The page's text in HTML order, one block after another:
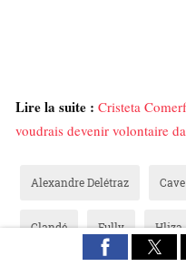
Lire la suite : Cristeta
voudrais devenir volontaire
Alexandre Delétraz
Clandé Fully Hliza